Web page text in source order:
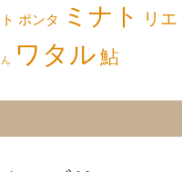
ト ポンタ ミナト リエ
ん ワタル鮎